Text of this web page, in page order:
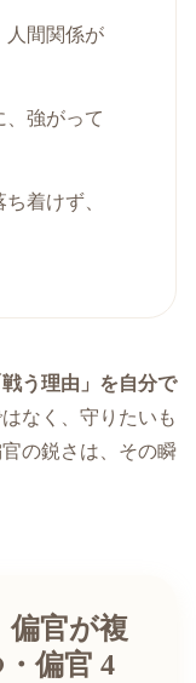
人間関係が
、強がって
着けず、
戦う理由」を自分で
なく、守りたいも
の鋭さは、その瞬
偏官が複
偏官 4